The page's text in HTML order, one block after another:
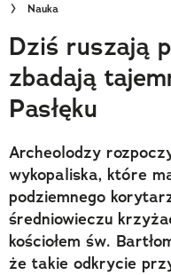
Wielki Konkurs Fotograficzny
Trendbook Podróżniczy
Polecane
Nauka
Dziś ruszają
zbadają
Pasłęku
Archeolodzy
wykopaliska, które
podziemnego
średniowieczu
kościołem św.
że takie odkrycie